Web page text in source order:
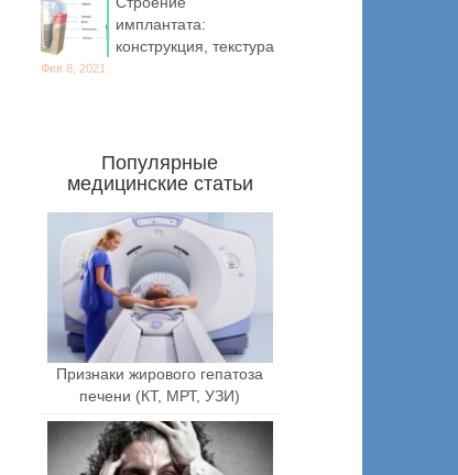
имплантата:
конструкция, текстура
Фев 8, 2021
Популярные
медицинские статьи
Признаки жирового гепатоза
печени (КТ, МРТ, УЗИ)